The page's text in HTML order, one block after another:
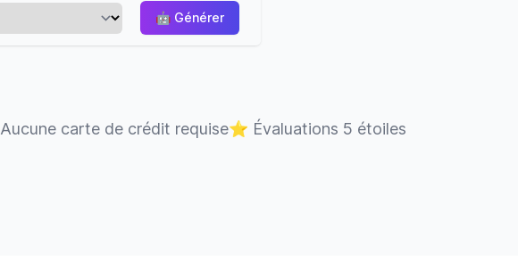
🤖 Générer
Aucune carte de crédit requise⭐ Évaluations 5 étoiles